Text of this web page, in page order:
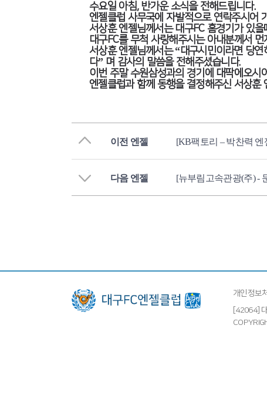
수요일 아침, 반가운 소식을 전해드립니다.
엔젤클럽 사무국에 자발적으로 연락주시어
서상훈 엔젤님께서는 대구FC 홈경기가 있
대구FC를 무척 사랑해주시는 아내분께서
서상훈 엔젤님께서는 “대구시민이라면 당
다” 며 감사의 말씀을 전해주셨습니다.
이번 주말 수원삼성과의 경기에 대팍에오시
엔젤클럽과 함께 동행을 결정해주신 서상훈
이전 엔젤 [KB팩토리 – 박찬력 엔
다음 엔젤 [뉴부림고속관광(주) -
개인정보
[42064]